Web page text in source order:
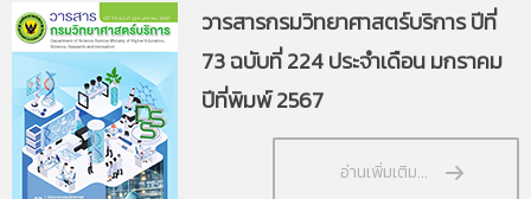
วารสารกรมวิทยาศาสตร์บริการ ปีที่
73 ฉบับที่ 224 ประจำเดือน มกราคม
ปีที่พิมพ์ 2567
อ่านเพิ่มเติม...